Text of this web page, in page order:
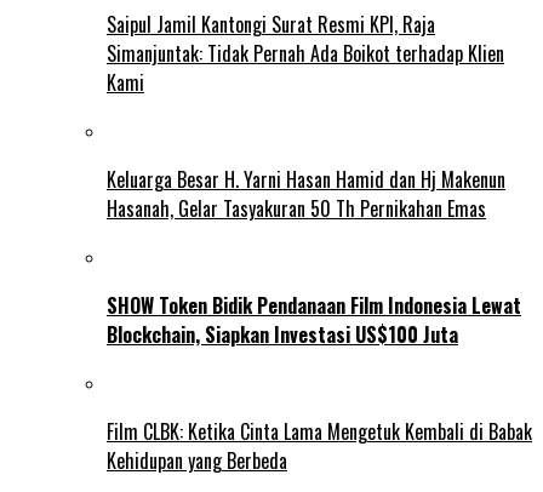
Saipul Jamil Kantongi Surat Resmi KPI, Raja
Simanjuntak: Tidak Pernah Ada Boikot terhadap Klien
Kami
Keluarga Besar H. Yarni Hasan Hamid dan Hj Makenun
Hasanah, Gelar Tasyakuran 50 Th Pernikahan Emas
SHOW Token Bidik Pendanaan Film Indonesia Lewat
Blockchain, Siapkan Investasi US$100 Juta
Film CLBK: Ketika Cinta Lama Mengetuk Kembali di Babak
Kehidupan yang Berbeda